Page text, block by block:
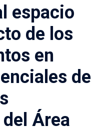
Y ESTUDIOS URBANOS
espacio
de los
en
de
Área